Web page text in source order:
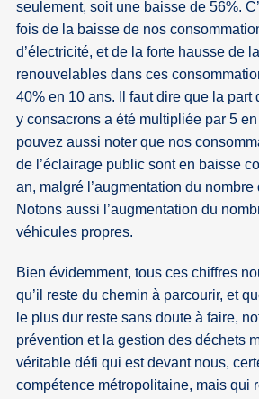
seulement, soit une baisse de 56%.
fois de la baisse de nos
d’électricité, et de la forte hausse de
renouvelables dans ces
40% en 10 ans. Il faut dire que la part
y consacrons a été multipliée par 5
pouvez aussi noter que nos
de l’éclairage public sont en baisse
an, malgré l’augmentation du
Notons aussi l’augmentation du
véhicules propres.
Bien évidemment, tous ces chiffres
qu’il reste du chemin à parcourir, et
le plus dur reste sans doute à faire,
prévention et la gestion des déchets
véritable défi qui est devant nous,
compétence métropolitaine, mais qui